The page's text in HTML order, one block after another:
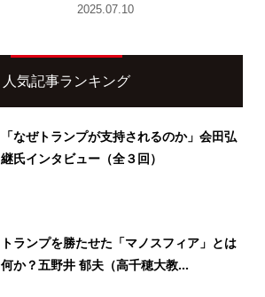
2025.07.10
人気記事ランキング
「なぜトランプが支持されるのか」会田弘
継氏インタビュー（全３回）
トランプを勝たせた「マノスフィア」とは
何か？五野井 郁夫（高千穂大教...